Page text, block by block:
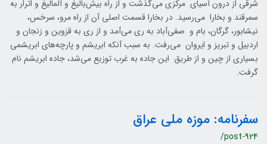
شرقی از درون آسیای مرکزی می‌گذشت و از راه بیش‌بالیغ و آلمالیغ و اترار به
سمرقند و بخارا می‌رسید. در بخارا قسمت اصلی آن از راه مرو، سرخس،
نیشابور، گرگان، بام و صفی‌آباد به ری می‌آمد و از ری به قزوین و زنجان و
اردبیل و تبریز و ایروان می‌رفت. به سبب آنکه ابریشم و پارچه‌های ابریشمی
بسیاری از چین و از طریق این جاده به غرب توزیع می‌شد، جاده ابریشم نام
گرفت.
سفرنامه: موزه ملی عراق
/post-924